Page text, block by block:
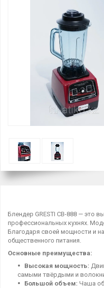
Блендер GRESTI CB-888 — это
профессиональных кухнях.
Благодаря своей мощности и
общественного питания.
Основные преимущества:
Высокая мощность:
самыми твёрдыми и
Большой объем: Чаша